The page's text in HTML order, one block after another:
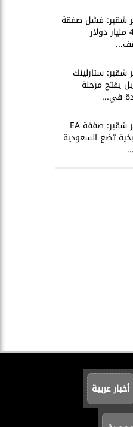
شقير: فشل صفقة
الـ4.2 مليار دولار
شقير: ستارلينك
يفتح مرحلة
في...
سامر شقير: صفقة EA
تضع السعودية
أخبار عربية